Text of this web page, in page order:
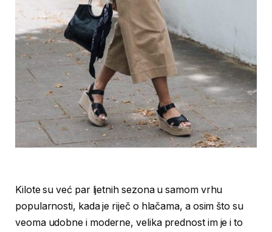
Kilote su već par ljetnih sezona u samom vrhu
popularnosti, kada je riječ o hlačama, a osim što su
veoma udobne i moderne, velika prednost im je i to